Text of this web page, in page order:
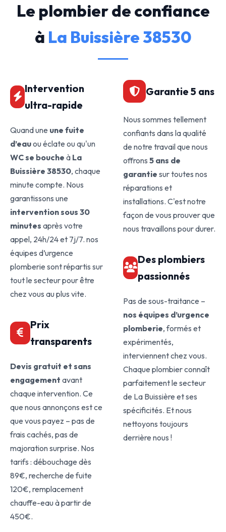
Le plombier de confiance
à La Buissière 38530
Intervention
ultra-rapide
Quand une une fuite
d’eauou éclate ou qu'un
WC se bouche à La
Buissière 38530, chaque
minute compte. Nous
garantissons une
intervention sous 30
minutes après votre
appel, 24h/24 et 7j/7. nos
équipes d’urgence
plomberie sont répartis sur
tout le secteur pour être
chez vous au plus vite.
Prix
transparents
Devis gratuit et sans
engagement avant
chaque intervention. Ce
que nous annonçons est ce
que vous payez – pas de
frais cachés, pas de
majoration surprise. Nos
tarifs : débouchage dès
89€, recherche de fuite
120€, remplacement
chauffe-eau à partir de
450€.
Garantie 5 ans
Nous sommes tellement
confiants dans la qualité
de notre travail que nous
offrons 5 ans de
garantie sur toutes nos
réparations et
installations. C'est notre
façon de vous prouver que
nous travaillons pour durer.
Des plombiers
passionnés
Pas de sous-traitance –
nos équipes d’urgence
plomberie, formés et
expérimentés,
interviennent chez vous.
Chaque plombier connaît
parfaitement le secteur
de La Buissière et ses
spécificités. Et nous
nettoyons toujours
derrière nous !